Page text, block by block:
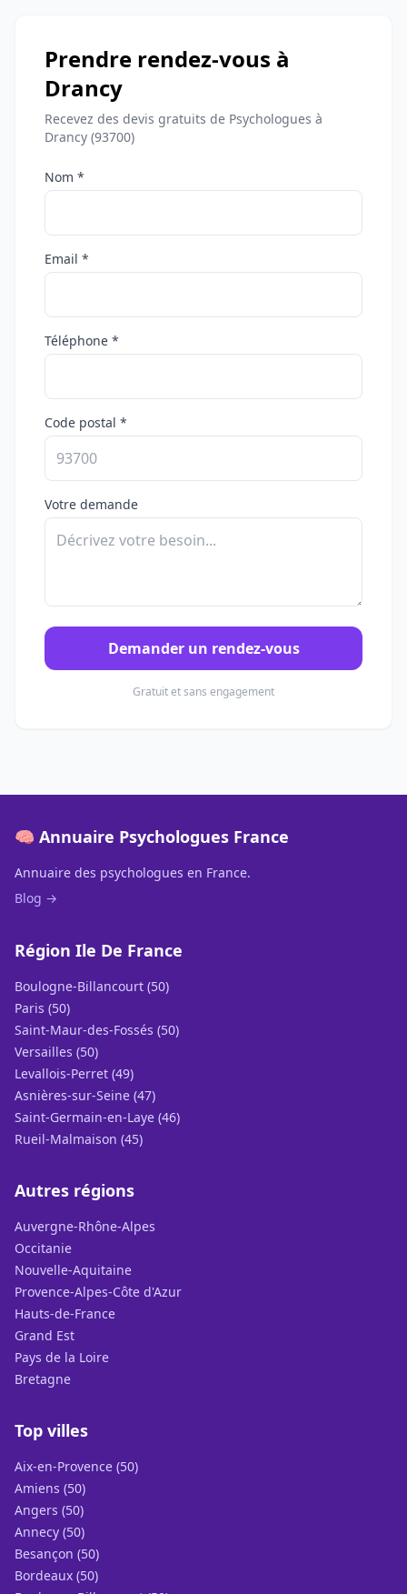
Prendre rendez-vous à
Drancy
Recevez des devis gratuits de Psychologues à
Drancy (93700)
Nom *
Email *
Téléphone *
Code postal *
Votre demande
Demander un rendez-vous
Gratuit et sans engagement
🧠 Annuaire Psychologues France
Annuaire des psychologues en France.
Blog →
Région Ile De France
Boulogne-Billancourt (50)
Paris (50)
Saint-Maur-des-Fossés (50)
Versailles (50)
Levallois-Perret (49)
Asnières-sur-Seine (47)
Saint-Germain-en-Laye (46)
Rueil-Malmaison (45)
Autres régions
Auvergne-Rhône-Alpes
Occitanie
Nouvelle-Aquitaine
Provence-Alpes-Côte d'Azur
Hauts-de-France
Grand Est
Pays de la Loire
Bretagne
Top villes
Aix-en-Provence (50)
Amiens (50)
Angers (50)
Annecy (50)
Besançon (50)
Bordeaux (50)